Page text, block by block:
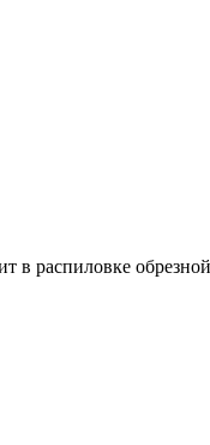
в распиловке